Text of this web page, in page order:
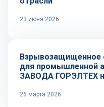
23 июня 2026
Репортаж
Взрывозащищенное
для промышленной
ЗАВОДА ГОРЭЛТЕХ
26 марта 2026